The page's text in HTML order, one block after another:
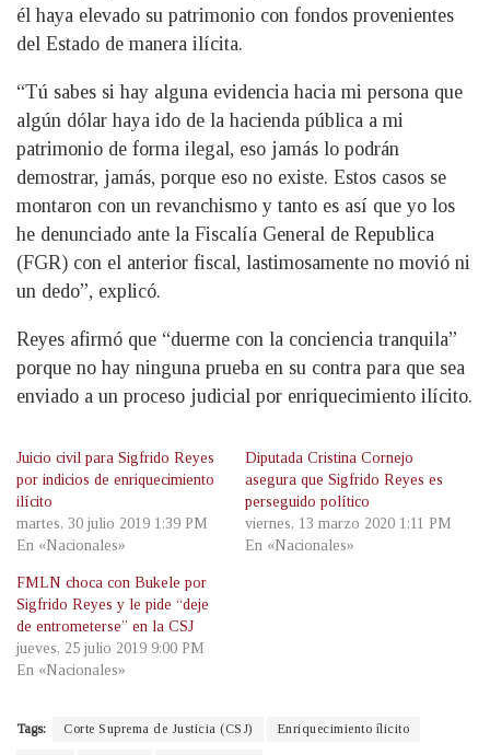
él haya elevado su patrimonio con fondos provenientes
del Estado de manera ilícita.
“Tú sabes si hay alguna evidencia hacia mi persona que
algún dólar haya ido de la hacienda pública a mi
patrimonio de forma ilegal, eso jamás lo podrán
demostrar, jamás, porque eso no existe. Estos casos se
montaron con un revanchismo y tanto es así que yo los
he denunciado ante la Fiscalía General de Republica
(FGR) con el anterior fiscal, lastimosamente no movió ni
un dedo”, explicó.
Reyes afirmó que “duerme con la conciencia tranquila”
porque no hay ninguna prueba en su contra para que sea
enviado a un proceso judicial por enriquecimiento ilícito.
Juicio civil para Sigfrido Reyes
por indicios de enriquecimiento
ilícito
martes, 30 julio 2019 1:39 PM
En «Nacionales»
Diputada Cristina Cornejo
asegura que Sigfrido Reyes es
perseguido político
viernes, 13 marzo 2020 1:11 PM
En «Nacionales»
FMLN choca con Bukele por
Sigfrido Reyes y le pide “deje
de entrometerse” en la CSJ
jueves, 25 julio 2019 9:00 PM
En «Nacionales»
Tags: Corte Suprema de Justicia (CSJ) Enriquecimiento ílicito